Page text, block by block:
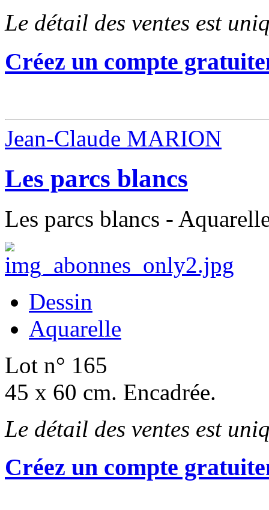
Le détail des ventes est
Créez un compte
Jean-Claude MARION
Les parcs blancs
Les parcs blancs -
Dessin
Aquarelle
Lot n° 165
45 x 60 cm. Encadrée.
Le détail des ventes est
Créez un compte